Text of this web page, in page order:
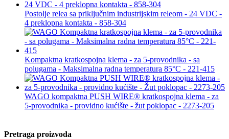
Postolje relea sa priključnim industrijskim releom - 24 VDC -
4 preklopna kontakta - 858-304
Kompaktna kratkospojna klema - za 5-provodnika - sa
polugama - Maksimalna radna temperatura 85°C - 221-415
WAGO kompaktna PUSH WIRE® kratkospojna klema - za
5-provodnika - providno kućište - žut poklopac - 2273-205
Pretraga proizvoda